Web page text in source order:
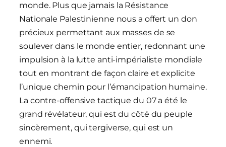
monde. Plus que jamais la Résistance
Nationale Palestinienne nous a offert un don
précieux permettant aux masses de se
soulever dans le monde entier, redonnant une
impulsion à la lutte anti-impérialiste mondiale
tout en montrant de façon claire et explicite
l’unique chemin pour l’émancipation humaine.
La contre-offensive tactique du 07 a été le
grand révélateur, qui est du côté du peuple
sincèrement, qui tergiverse, qui est un
ennemi.